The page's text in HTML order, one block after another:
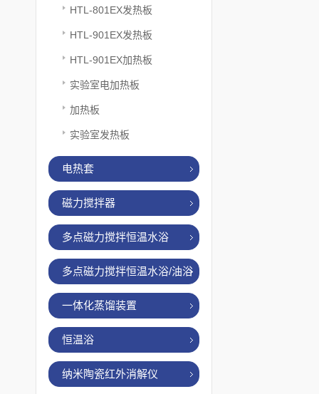
HTL-801EX发热板
HTL-901EX发热板
HTL-901EX加热板
实验室电加热板
加热板
实验室发热板
电热套
磁力搅拌器
多点磁力搅拌恒温水浴
多点磁力搅拌恒温水浴/油浴
一体化蒸馏装置
恒温浴
纳米陶瓷红外消解仪